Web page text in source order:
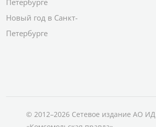
Петербурге
Новый год в Санкт-
Петербурге
© 2012–2026 Сетевое издание АО ИД